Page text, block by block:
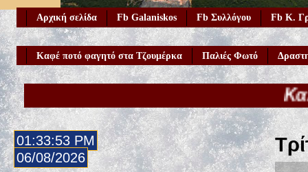
Αρχική σελίδα Fb Galaniskos Fb Συλλόγου Fb Κ.
Καφέ ποτό φαγητό στα Τζουμέρκα Παλιές Φωτό
Καλώς
01:33:55 PM
06/08/2026